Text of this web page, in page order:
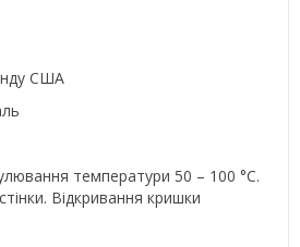
США
температури 50 – 100 °C.
Відкривання кришки